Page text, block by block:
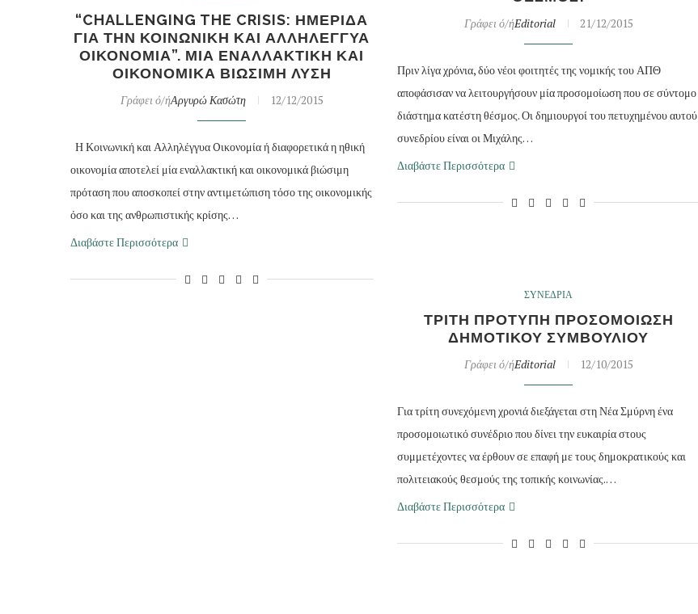
Γράφει ό/ήEditorial 21/12/2015
Πριν λίγα χρόνια, δύο νέοι φοιτητές της νομικής του ΑΠΘ
αποφάσισαν να λειτουργήσουν μία προσομοίωση που σε σύντομο
διάστημα κατέστη θέσμος. Οι δημιουργοί του πετυχημένου αυτού
συνεδρίου είναι οι Μιχάλης…
Διαβάστε Περισσότερα
“CHALLENGING THE CRISIS: ΗΜΕΡΙΔΑ
ΓΙΑ ΤΗΝ ΚΟΙΝΩΝΙΚΗ ΚΑΙ ΑΛΛΗΛΕΓΓΥΑ
ΟΙΚΟΝΟΜΙΑ”. ΜΙΑ ΕΝΑΛΛΑΚΤΙΚΗ ΚΑΙ
ΟΙΚΟΝΟΜΙΚΑ ΒΙΩΣΙΜΗ ΛΥΣΗ
Γράφει ό/ήΑργυρώ Κασώτη 12/12/2015
Η Κοινωνική και Αλληλέγγυα Oικονομία ή διαφορετικά η ηθική
οικονομία αποτελεί μία εναλλακτική και οικονομικά βιώσιμη
πρόταση που αποσκοπεί στην αντιμετώπιση τόσο της οικονομικής
όσο και της ανθρωπιστικής κρίσης…
Διαβάστε Περισσότερα
ΣΥΝΕΔΡΙΑ
ΤΡΙΤΗ ΠΡΟΤΥΠΗ ΠΡΟΣΟΜΟΙΩΣΗ
ΔΗΜΟΤΙΚΟΥ ΣΥΜΒΟΥΛΙΟΥ
Γράφει ό/ήEditorial 12/10/2015
Για τρίτη συνεχόμενη χρονιά διεξάγεται στη Νέα Σμύρνη ένα
προσομοιωτικό συνέδριο που δίνει την ευκαιρία στους
συμμετέχοντες να έρθουν σε επαφή με τους δημοκρατικούς και
πολιτειακούς θεσμούς της τοπικής κοινωνίας.…
Διαβάστε Περισσότερα